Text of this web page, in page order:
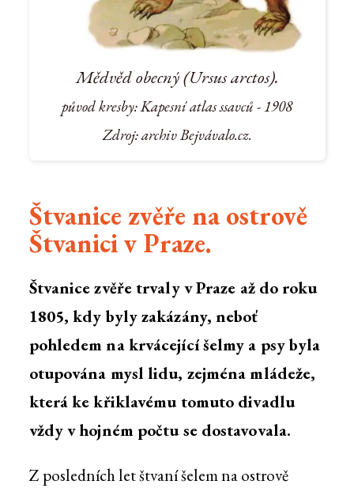
Mědvěd obecný (Ursus arctos).
původ kresby: Kapesní atlas ssavců - 1908
Zdroj: archiv Bejvávalo.cz.
Štvanice zvěře na ostrově
Štvanici v Praze.
Štvanice zvěře trvaly v Praze až do roku
1805, kdy byly zakázány, neboť
pohledem na krvácející šelmy a psy byla
otupována mysl lidu, zejména mládeže,
která ke křiklavému tomuto divadlu
vždy v hojném počtu se dostavovala.
Z posledních let štvaní šelem na ostrově